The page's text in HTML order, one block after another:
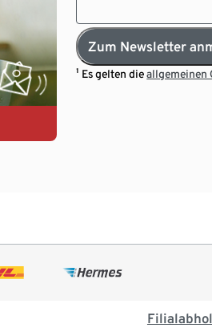
Zum Newsletter
¹ Es gelten dieallgemeinen